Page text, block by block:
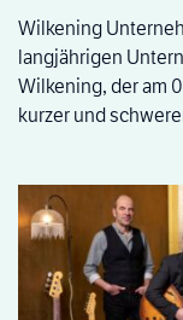
Wilkening
langjährigen
Wilkening, der am
kurzer und